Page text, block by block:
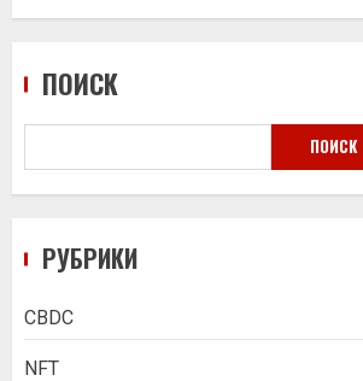
ПОИСК
ПОИСК
РУБРИКИ
CBDC
NFT